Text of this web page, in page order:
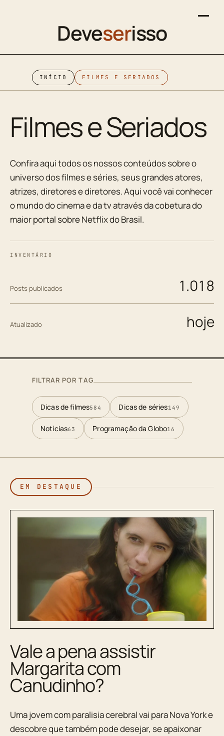
Deveserisso
INÍCIO FILMES E SERIADOS
Filmes e Seriados
Confira aqui todos os nossos conteúdos sobre o
universo dos filmes e séries, seus grandes atores,
atrizes, diretores e diretores. Aqui você vai conhecer
o mundo do cinema e da tv através da cobetura do
maior portal sobre Netflix do Brasil.
INVENTÁRIO
Posts publicados 1.018
Atualizado hoje
FILTRAR POR TAG
Dicas de filmes584 Dicas de séries149
Notícias63 Programação da Globo16
EM DESTAQUE
Vale a pena assistir
Margarita com
Canudinho?
Uma jovem com paralisia cerebral vai para Nova York e
descobre que também pode desejar, se apaixonar